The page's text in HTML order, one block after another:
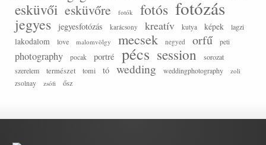
esküvői esküvőre fotók fotós fotózás
jegyes jegyesfotózás karácsony kreatív kutya képek lagzi
lakodalom love malomvölgy mecsek negyed orfű peti
photography pocak portré pécs session
sorozat
szerelem
természet tomi tó wedding weddingphotography
zoli
zsolnay
zsófi ősz